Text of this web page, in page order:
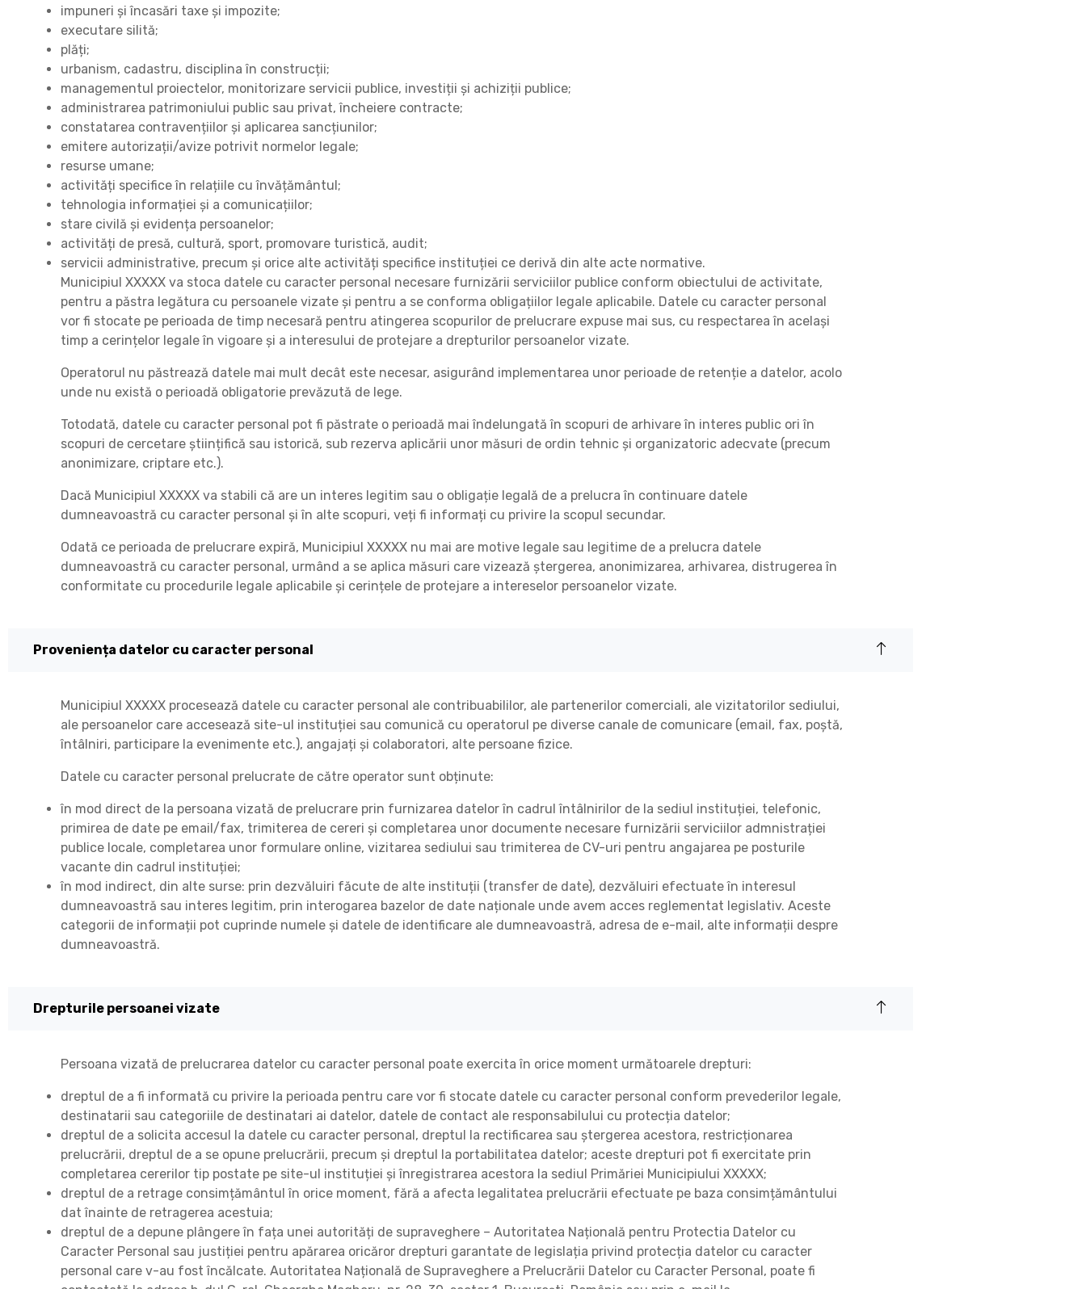
impuneri și încasări taxe și impozite;
executare silită;
plăți;
urbanism, cadastru, disciplina în construcții;
managementul proiectelor, monitorizare servicii publice, investiții și achiziții publice;
administrarea patrimoniului public sau privat, încheiere contracte;
constatarea contravențiilor și aplicarea sancțiunilor;
emitere autorizații/avize potrivit normelor legale;
resurse umane;
activități specifice în relațiile cu învățământul;
tehnologia informației și a comunicațiilor;
stare civilă și evidența persoanelor;
activități de presă, cultură, sport, promovare turistică, audit;
servicii administrative, precum și orice alte activități specifice instituției ce derivă din alte acte normative.
Municipiul XXXXX va stoca datele cu caracter personal necesare furnizării serviciilor publice conform obiectului de activitate,
pentru a păstra legătura cu persoanele vizate și pentru a se conforma obligațiilor legale aplicabile. Datele cu caracter personal
vor fi stocate pe perioada de timp necesară pentru atingerea scopurilor de prelucrare expuse mai sus, cu respectarea în același
timp a cerințelor legale în vigoare și a interesului de protejare a drepturilor persoanelor vizate.
Operatorul nu păstrează datele mai mult decât este necesar, asigurând implementarea unor perioade de retenție a datelor, acolo
unde nu există o perioadă obligatorie prevăzută de lege.
Totodată, datele cu caracter personal pot fi păstrate o perioadă mai îndelungată în scopuri de arhivare în interes public ori în
scopuri de cercetare științifică sau istorică, sub rezerva aplicării unor măsuri de ordin tehnic și organizatoric adecvate (precum
anonimizare, criptare etc.).
Dacă Municipiul XXXXX va stabili că are un interes legitim sau o obligație legală de a prelucra în continuare datele
dumneavoastră cu caracter personal și în alte scopuri, veți fi informați cu privire la scopul secundar.
Odată ce perioada de prelucrare expiră, Municipiul XXXXX nu mai are motive legale sau legitime de a prelucra datele
dumneavoastră cu caracter personal, urmând a se aplica măsuri care vizează ștergerea, anonimizarea, arhivarea, distrugerea în
conformitate cu procedurile legale aplicabile și cerințele de protejare a intereselor persoanelor vizate.
Proveniența datelor cu caracter personal
Municipiul XXXXX procesează datele cu caracter personal ale contribuabililor, ale partenerilor comerciali, ale vizitatorilor sediului,
ale persoanelor care accesează site-ul instituției sau comunică cu operatorul pe diverse canale de comunicare (email, fax, poștă,
întâlniri, participare la evenimente etc.), angajați și colaboratori, alte persoane fizice.
Datele cu caracter personal prelucrate de către operator sunt obținute:
în mod direct de la persoana vizată de prelucrare prin furnizarea datelor în cadrul întâlnirilor de la sediul instituției, telefonic,
primirea de date pe email/fax, trimiterea de cereri și completarea unor documente necesare furnizării serviciilor admnistrației
publice locale, completarea unor formulare online, vizitarea sediului sau trimiterea de CV-uri pentru angajarea pe posturile
vacante din cadrul instituției;
în mod indirect, din alte surse: prin dezvăluiri făcute de alte instituții (transfer de date), dezvăluiri efectuate în interesul
dumneavoastră sau interes legitim, prin interogarea bazelor de date naționale unde avem acces reglementat legislativ. Aceste
categorii de informații pot cuprinde numele și datele de identificare ale dumneavoastră, adresa de e-mail, alte informații despre
dumneavoastră.
Drepturile persoanei vizate
Persoana vizată de prelucrarea datelor cu caracter personal poate exercita în orice moment următoarele drepturi:
dreptul de a fi informată cu privire la perioada pentru care vor fi stocate datele cu caracter personal conform prevederilor legale,
destinatarii sau categoriile de destinatari ai datelor, datele de contact ale responsabilului cu protecția datelor;
dreptul de a solicita accesul la datele cu caracter personal, dreptul la rectificarea sau ștergerea acestora, restricționarea
prelucrării, dreptul de a se opune prelucrării, precum și dreptul la portabilitatea datelor; aceste drepturi pot fi exercitate prin
completarea cererilor tip postate pe site-ul instituției și înregistrarea acestora la sediul Primăriei Municipiului XXXXX;
dreptul de a retrage consimțământul în orice moment, fără a afecta legalitatea prelucrării efectuate pe baza consimțământului
dat înainte de retragerea acestuia;
dreptul de a depune plângere în fața unei autorități de supraveghere – Autoritatea Națională pentru Protectia Datelor cu
Caracter Personal sau justiției pentru apărarea oricăror drepturi garantate de legislația privind protecția datelor cu caracter
personal care v-au fost încălcate. Autoritatea Națională de Supraveghere a Prelucrării Datelor cu Caracter Personal, poate fi